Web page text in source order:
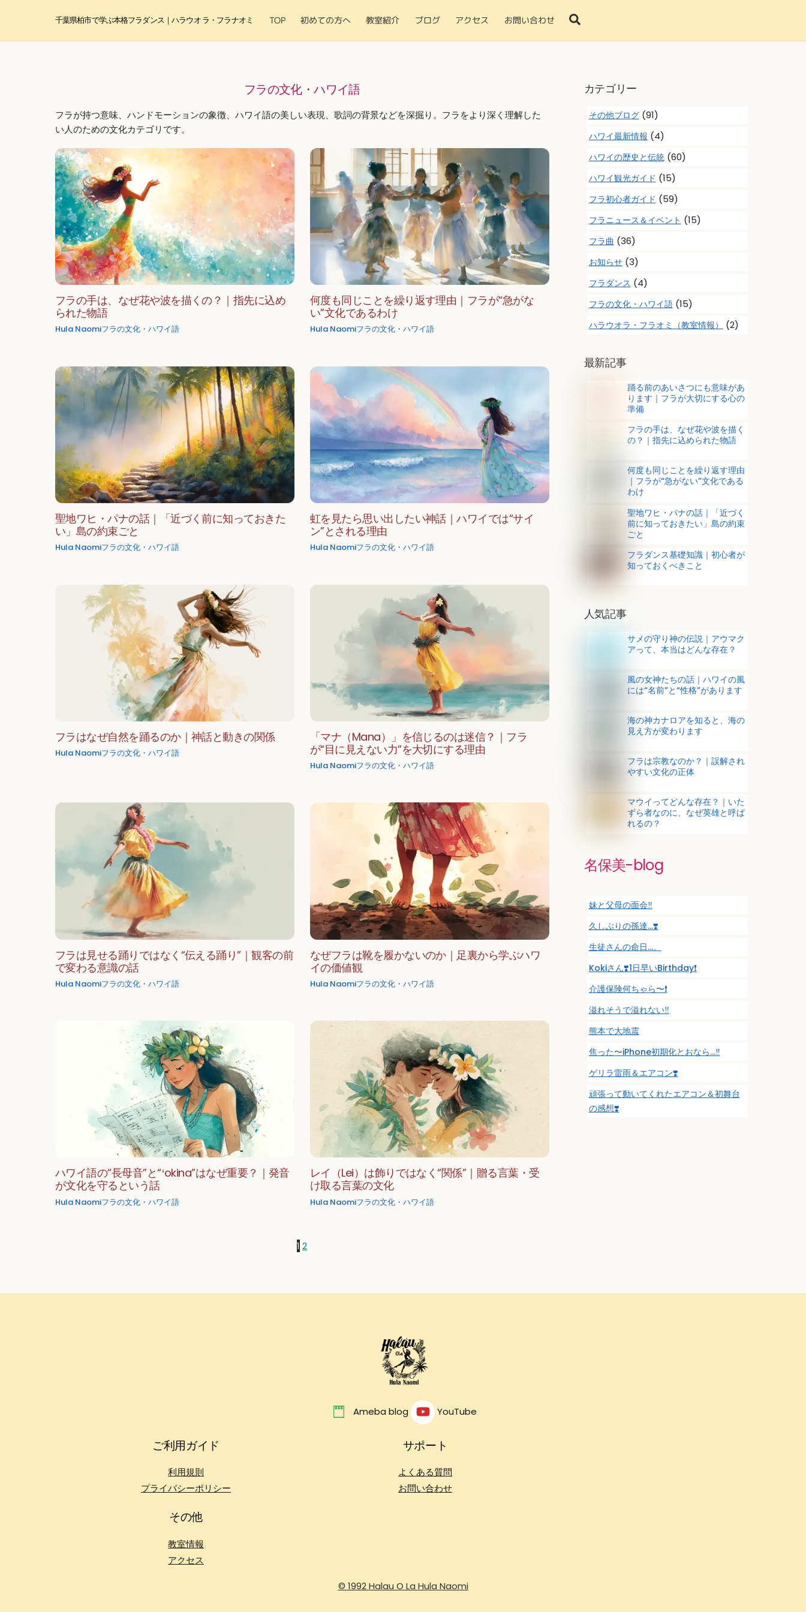
千葉県柏市で学ぶ本格フラダンス｜ハラウ オ ラ・フラ ナオミ Search
TOP 初めての方へ 教室紹介 ブログ アクセス お問い合わせ
フラの文化・ハワイ語
フラが持つ意味、ハンドモーションの象徴、ハワイ語の美しい表現、歌詞の背景などを深掘り。フラをより深く理解した
い人のための文化カテゴリです。
フラの手は、なぜ花や波を描くの？｜指先に込め
られた物語
Hula Naomiフラの文化・ハワイ語
何度も同じことを繰り返す理由｜フラが“急がな
い”文化であるわけ
Hula Naomiフラの文化・ハワイ語
聖地ワヒ・パナの話｜「近づく前に知っておきた
い」島の約束ごと
Hula Naomiフラの文化・ハワイ語
虹を見たら思い出したい神話｜ハワイでは“サイ
ン”とされる理由
Hula Naomiフラの文化・ハワイ語
フラはなぜ自然を踊るのか｜神話と動きの関係
Hula Naomiフラの文化・ハワイ語
「マナ（Mana）」を信じるのは迷信？｜フラ
が“目に見えない力”を大切にする理由
Hula Naomiフラの文化・ハワイ語
フラは見せる踊りではなく“伝える踊り”｜観客の前
で変わる意識の話
Hula Naomiフラの文化・ハワイ語
なぜフラは靴を履かないのか｜足裏から学ぶハワ
イの価値観
Hula Naomiフラの文化・ハワイ語
ハワイ語の“長母音”と“ʻokina”はなぜ重要？｜発音
が文化を守るという話
Hula Naomiフラの文化・ハワイ語
レイ（Lei）は飾りではなく“関係”｜贈る言葉・受
け取る言葉の文化
Hula Naomiフラの文化・ハワイ語
1 2
カテゴリー
その他ブログ(91)
ハワイ最新情報 (4)
ハワイの歴史と伝統(60)
ハワイ観光ガイド (15)
フラ初心者ガイド (59)
フラニュース＆イベント (15)
フラ曲 (36)
お知らせ(3)
フラダンス (4)
フラの文化・ハワイ語(15)
ハラウオラ・フラオミ（教室情報） (2)
最新記事
踊る前のあいさつにも意味があ
ります｜フラが大切にする心の
準備
フラの手は、なぜ花や波を描く
の？｜指先に込められた物語
何度も同じことを繰り返す理由
｜フラが“急がない”文化である
わけ
聖地ワヒ・パナの話｜「近づく
前に知っておきたい」島の約束
ごと
フラダンス基礎知識｜初心者が
知っておくべきこと
人気記事
サメの守り神の伝説｜アウマク
アって、本当はどんな存在？
風の女神たちの話｜ハワイの風
には“名前”と“性格”があります
海の神カナロアを知ると、海の
見え方が変わります
フラは宗教なのか？｜誤解され
やすい文化の正体
マウイってどんな存在？｜いた
ずら者なのに、なぜ英雄と呼ば
れるの？
名保美-blog
妹と父母の面会‼️
久しぶりの孫達…❣️
生徒さんの命日…。
Kokiさん❣️1日早いBirthday❗️
介護保険何ちゃら〜❗️
溢れそうで溢れない‼️
熊本で大地震
焦った〜iPhone初期化とおなら…‼️
ゲリラ雷雨＆エアコン❣️
頑張って動いてくれたエアコン＆初舞台
の感想❣️
Back
To
Top
Ameba blog YouTube
ご利用ガイド
利用規則
プライバシーポリシー
サポート
よくある質問
お問い合わせ
その他
教室情報
アクセス
© 1992 Halau O La Hula Naomi